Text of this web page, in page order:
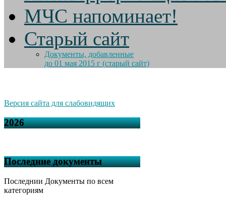
МЧС напоминает!
Старый сайт
Документы, добавленные
до 01 мая 2015 г (старый сайт)
Версия сайта для слабовидящих
2026
Последние документы
Последнии Документы по всем
категориям